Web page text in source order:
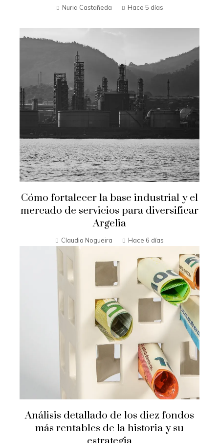
Nuria Castañeda Hace 5 días
Cómo fortalecer la base industrial y el
mercado de servicios para diversificar
Argelia
Claudia Nogueira Hace 6 días
Análisis detallado de los diez fondos
más rentables de la historia y su